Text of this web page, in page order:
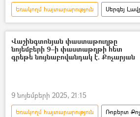
Եռակողմ հայտարարություն
Սերգեյ
Հայաստան
Ադրբեջան
հայ-ադրբեջանական
Ռուսաստան
Հայաստան-Ռուսաստան
Վաշինգտոնյան փաստաթուղթը
նոյեմբերի 9–ի փաստաթղթի հետ
գրեթե նույնաբովանդակ է. Քոչարյան
9 նոյեմբերի 2025, 21:15
Եռակողմ հայտարարություն
Ռոբերտ